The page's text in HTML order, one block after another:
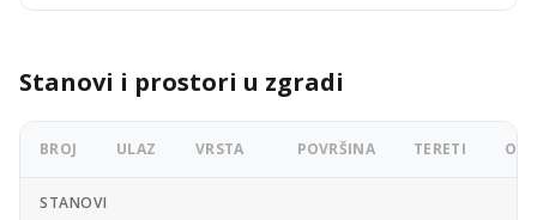
Stanovi i prostori u zgradi
BROJ ULAZ VRSTA POVRŠINA TERETI
STANOVI